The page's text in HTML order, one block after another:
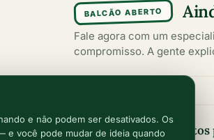
BALCÃO ABERTO
Fale agora com um
compromisso. A gente
Conteúdos escritos
e não podem ser desativados. Os
e você pode mudar de ideia quando